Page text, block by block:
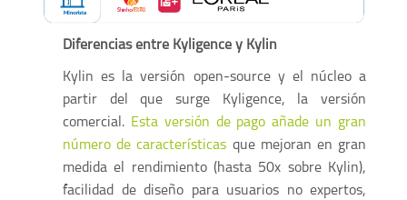
Diferencias entre Kyligence y Kylin
Kylin es la versión open-source y el núcleo a
partir del que surge Kyligence, la versión
comercial. Esta versión de pago añade un gran
número de características que mejoran en gran
medida el rendimiento (hasta 50x sobre Kylin),
facilidad de diseño para usuarios no expertos,